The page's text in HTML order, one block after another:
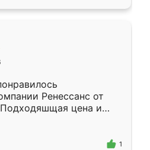
Ренессанс от
цена и
Приехавший
Владислав
эскизу самый
1